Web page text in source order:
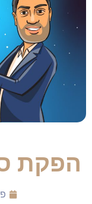
הפקת